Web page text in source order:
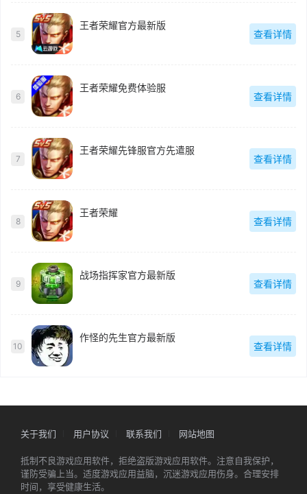
5
王者荣耀官方最新版
查看详情
6
王者荣耀免费体验服
查看详情
7
王者荣耀先锋服官方先遣服
查看详情
8
王者荣耀
查看详情
9
战场指挥家官方最新版
查看详情
10
作怪的先生官方最新版
查看详情
关于我们 用户协议 联系我们 网站地图
抵制不良游戏应用软件，拒绝盗版游戏应用软件。注意自我保护，
谨防受骗上当。适度游戏应用益脑，沉迷游戏应用伤身。合理安排
时间，享受健康生活。